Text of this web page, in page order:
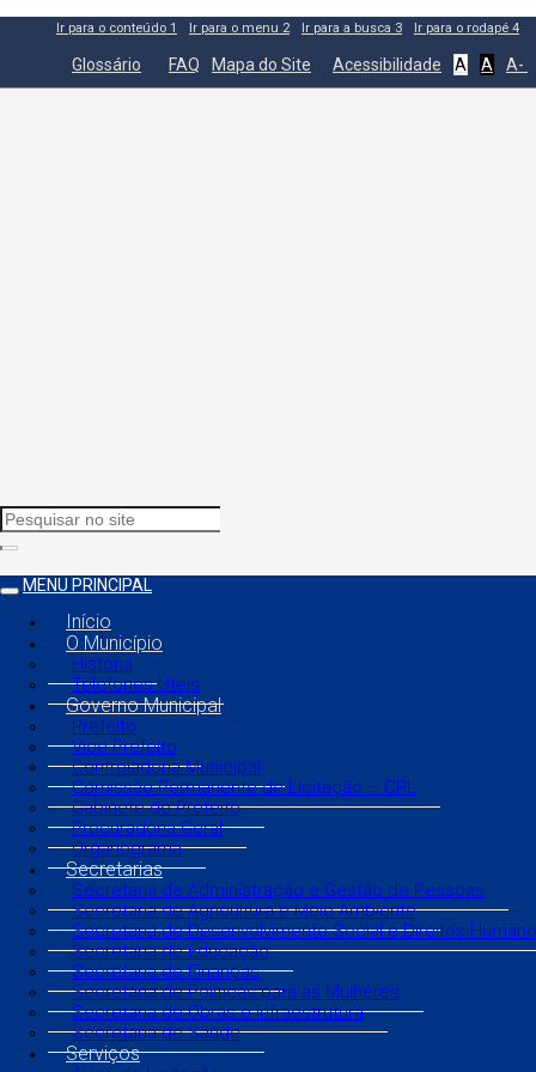
Ir para o conteúdo 1 Ir para o menu 2 Ir para a busca 3 Ir para o rodapé 4
Glossário FAQ Mapa do Site Acessibilidade A A A-
MENU PRINCIPAL
Início
O Município
História
Telefones Úteis
Governo Municipal
Prefeito
Vice Prefeito
Controladoria Municipal
Comissão Permanente de Licitação – CPL
Gabinete do Prefeito
Procuradoria Geral
Organograma
Secretarias
Secretaria de Administração e Gestão de Pessoas
Secretaria de Agricultura e Meio Ambiente
Secretaria de Desenvolvimento Social e Direitos
Secretaria de Educação
Secretaria de Finanças
Secretaria de Políticas para as Mulheres
Secretaria de Obras e Infraestrutura
Secretaria de Saúde
Serviços